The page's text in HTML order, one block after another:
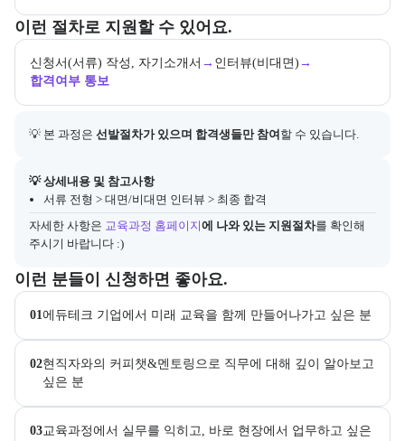
이런 절차로 지원할 수 있어요.
교육과정 지원 절차와 참여 조건, 상세 참고사항을 안내한다.
신청서(서류) 작성, 자기소개서 → 인터뷰(비대면) →
합격여부 통보
💡 본 과정은 선발절차가 있으며 합격생들만 참여 할 수 있습니다.
💡 상세내용 및 참고사항
아래에는 지원 절차의 상세 설명 및 참고 링크가 포함된다.
서류 전형 > 대면/비대면 인터뷰 > 최종 합격
자세한 사항은 교육과정 홈페이지에 나와 있는 지원절차를 확인해
주시기 바랍니다 :)
이런 분들이 신청하면 좋아요.
이 교육과정이 어떤 분들께 추천되는지 항목으로 안내한다. 더보기
01에듀테크 기업에서 미래 교육을 함께 만들어나가고 싶은 분
02현직자와의 커피챗&멘토링으로 직무에 대해 깊이 알아보고
싶은 분
03교육과정에서 실무를 익히고, 바로 현장에서 업무하고 싶은